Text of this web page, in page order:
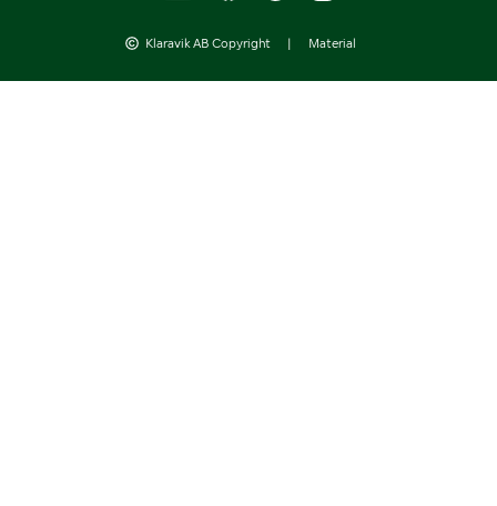
Klaravik AB Copyright | Material